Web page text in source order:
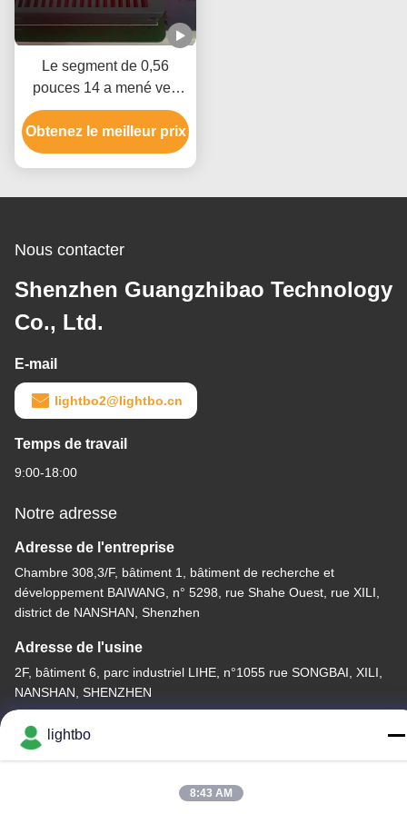
Le segment de 0,56
pouces 14 a mené vert
clair superbe d'anode
commune d'affichage
pour le tableau de bord
Obtenez le meilleur prix
Nous contacter
Shenzhen Guangzhibao Technology
Co., Ltd.
E-mail
lightbo2@lightbo.cn
Temps de travail
9:00-18:00
Notre adresse
Adresse de l'entreprise
Chambre 308,3/F, bâtiment 1, bâtiment de recherche et
développement BAIWANG, n° 5298, rue Shahe Ouest, rue XILI,
district de NANSHAN, Shenzhen
Adresse de l'usine
2F, bâtiment 6, parc industriel LIHE, n°1055 rue SONGBAI, XILI,
NANSHAN, SHENZHEN
Télégramme
86-755-83983496
lightbo
8:43 AM